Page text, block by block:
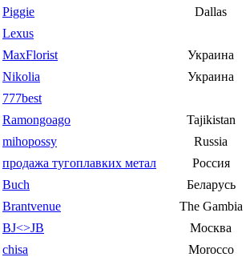
Piggie
Dallas
Lexus
MaxFlorist
Украина
Nikolia
Украина
777best
Ramongoago
Tajikistan
mihopossy
Russia
продажа тугоплавких метал
Россия
Buch
Беларусь
Brantvenue
The Gambia
BJ<>JB
Москва
chisa
Morocco